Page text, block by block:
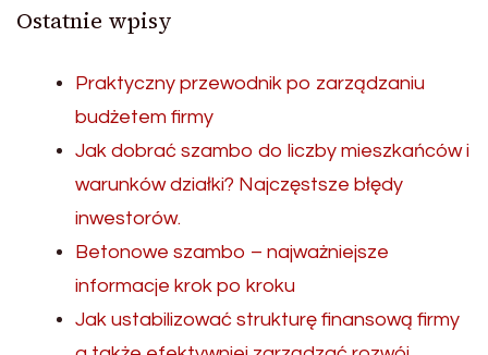
Ostatnie wpisy
Praktyczny przewodnik po zarządzaniu
budżetem firmy
Jak dobrać szambo do liczby mieszkańców i
warunków działki? Najczęstsze błędy
inwestorów.
Betonowe szambo – najważniejsze
informacje krok po kroku
Jak ustabilizować strukturę finansową firmy